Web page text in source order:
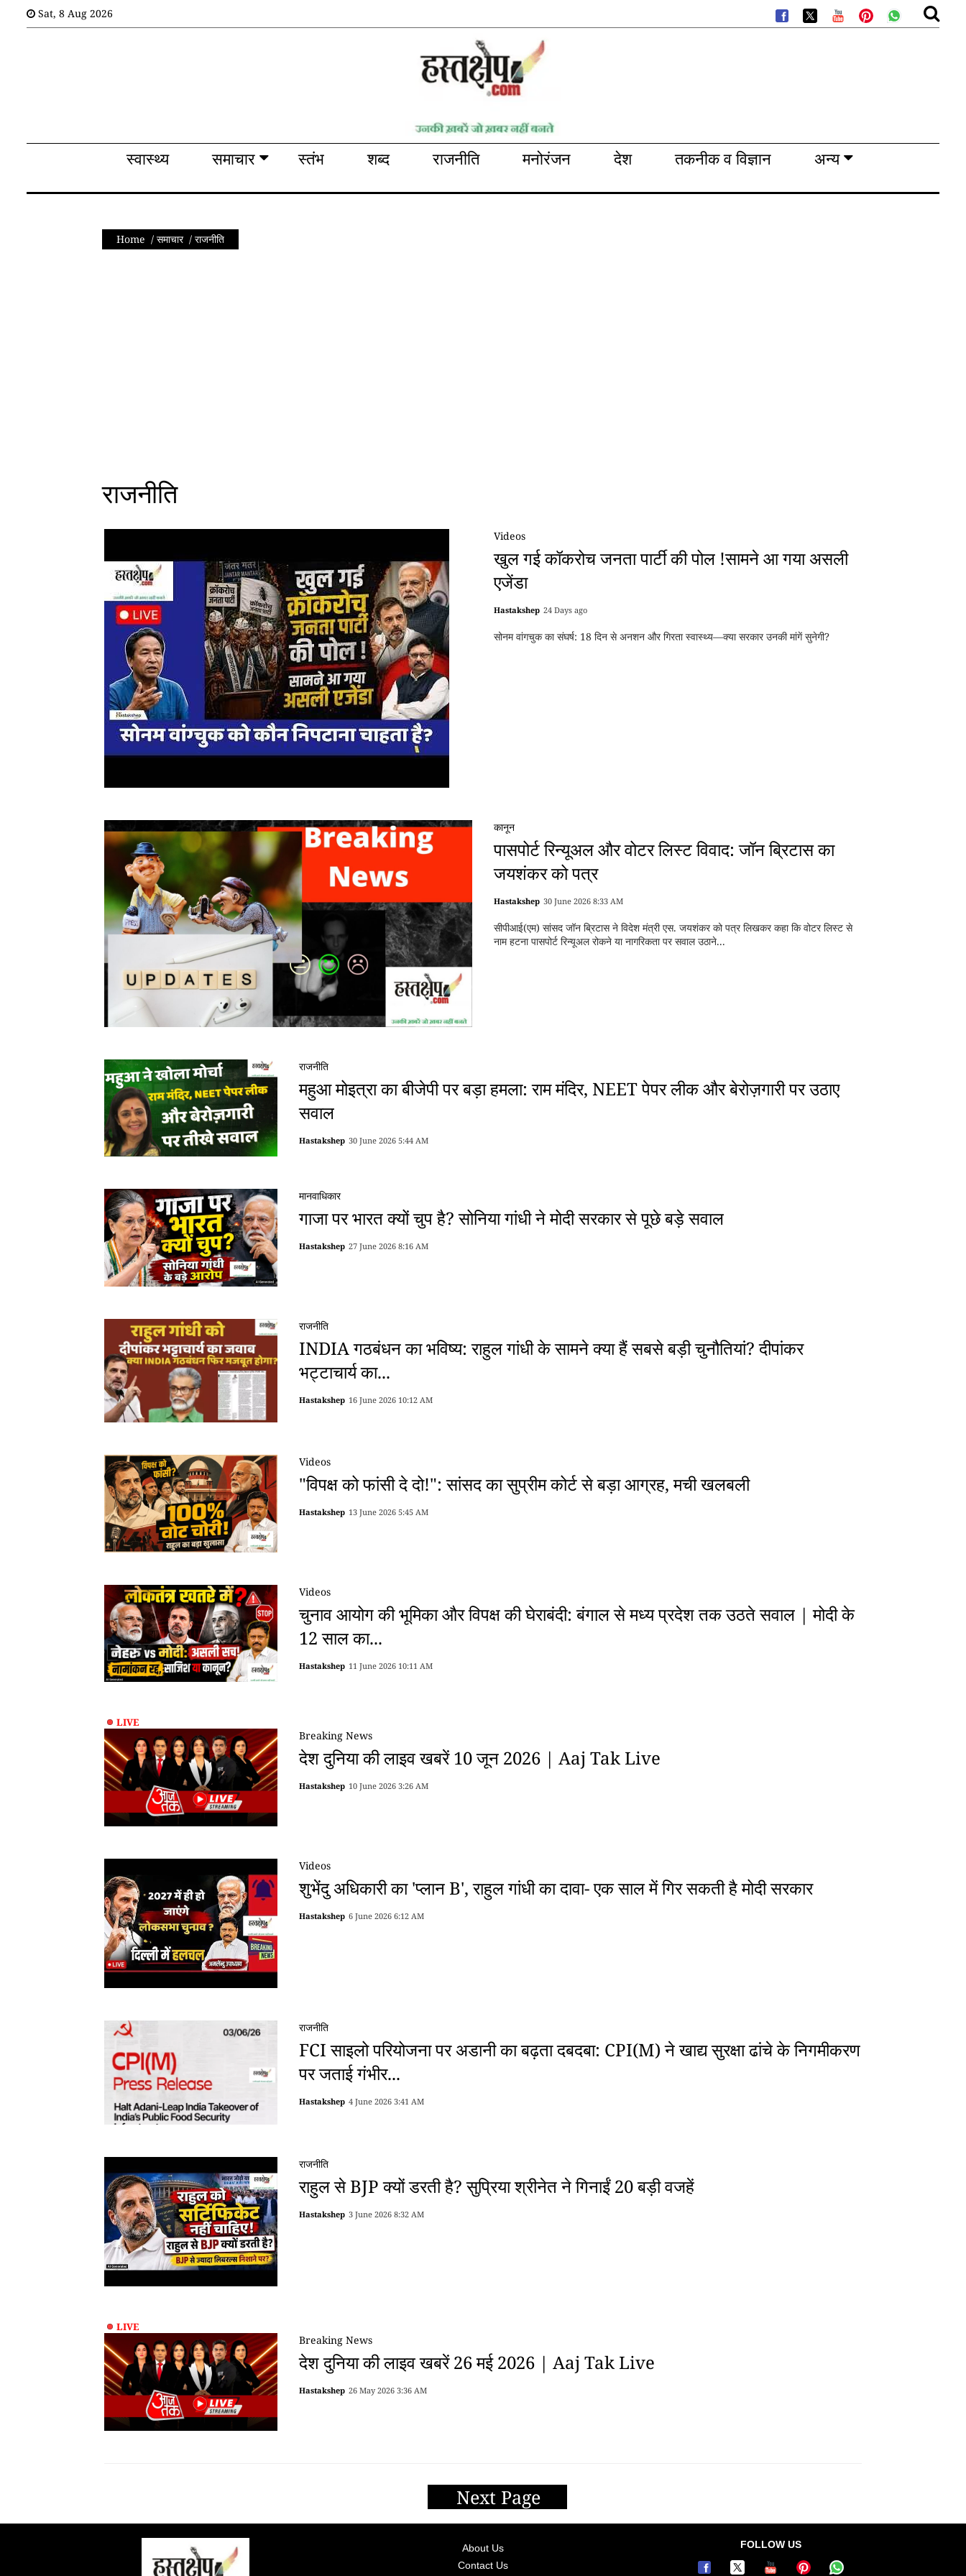
स्वास्थ्य
राजनीति
Sat, 8 Aug 2026
स्वास्थ्य समाचार स्तंभ शब्द राजनीति मनोरंजन देश तकनीक व विज्ञान अन्य
Home / समाचार/ राजनीति
राजनीति
Videos
खुल गई कॉकरोच जनता पार्टी की पोल !सामने आ गया असली
एजेंडा
Hastakshep 24 Days ago
सोनम वांगचुक का संघर्ष: 18 दिन से अनशन और गिरता स्वास्थ्य—क्या सरकार उनकी मांगें सुनेगी?
कानून
पासपोर्ट रिन्यूअल और वोटर लिस्ट विवाद: जॉन ब्रिटास का
जयशंकर को पत्र
Hastakshep 30 June 2026 8:33 AM
सीपीआई(एम) सांसद जॉन ब्रिटास ने विदेश मंत्री एस. जयशंकर को पत्र लिखकर कहा कि वोटर लिस्ट से
नाम हटना पासपोर्ट रिन्यूअल रोकने या नागरिकता पर सवाल उठाने...
राजनीति
महुआ मोइत्रा का बीजेपी पर बड़ा हमला: राम मंदिर, NEET पेपर लीक और बेरोज़गारी पर उठाए
सवाल
Hastakshep 30 June 2026 5:44 AM
मानवाधिकार
गाजा पर भारत क्यों चुप है? सोनिया गांधी ने मोदी सरकार से पूछे बड़े सवाल
Hastakshep 27 June 2026 8:16 AM
राजनीति
INDIA गठबंधन का भविष्य: राहुल गांधी के सामने क्या हैं सबसे बड़ी चुनौतियां? दीपांकर
भट्टाचार्य का...
Hastakshep 16 June 2026 10:12 AM
Videos
"विपक्ष को फांसी दे दो!": सांसद का सुप्रीम कोर्ट से बड़ा आग्रह, मची खलबली
Hastakshep 13 June 2026 5:45 AM
Videos
चुनाव आयोग की भूमिका और विपक्ष की घेराबंदी: बंगाल से मध्य प्रदेश तक उठते सवाल | मोदी के
12 साल का...
Hastakshep 11 June 2026 10:11 AM
LIVE
Breaking News
देश दुनिया की लाइव खबरें 10 जून 2026 | Aaj Tak Live
Hastakshep 10 June 2026 3:26 AM
Videos
शुभेंदु अधिकारी का 'प्लान B', राहुल गांधी का दावा- एक साल में गिर सकती है मोदी सरकार
Hastakshep 6 June 2026 6:12 AM
राजनीति
FCI साइलो परियोजना पर अडानी का बढ़ता दबदबा: CPI(M) ने खाद्य सुरक्षा ढांचे के निगमीकरण
पर जताई गंभीर...
Hastakshep 4 June 2026 3:41 AM
राजनीति
राहुल से BJP क्यों डरती है? सुप्रिया श्रीनेत ने गिनाईं 20 बड़ी वजहें
Hastakshep 3 June 2026 8:32 AM
LIVE
Breaking News
देश दुनिया की लाइव खबरें 26 मई 2026 | Aaj Tak Live
Hastakshep 26 May 2026 3:36 AM
Next Page
About Us
Contact Us
FOLLOW US